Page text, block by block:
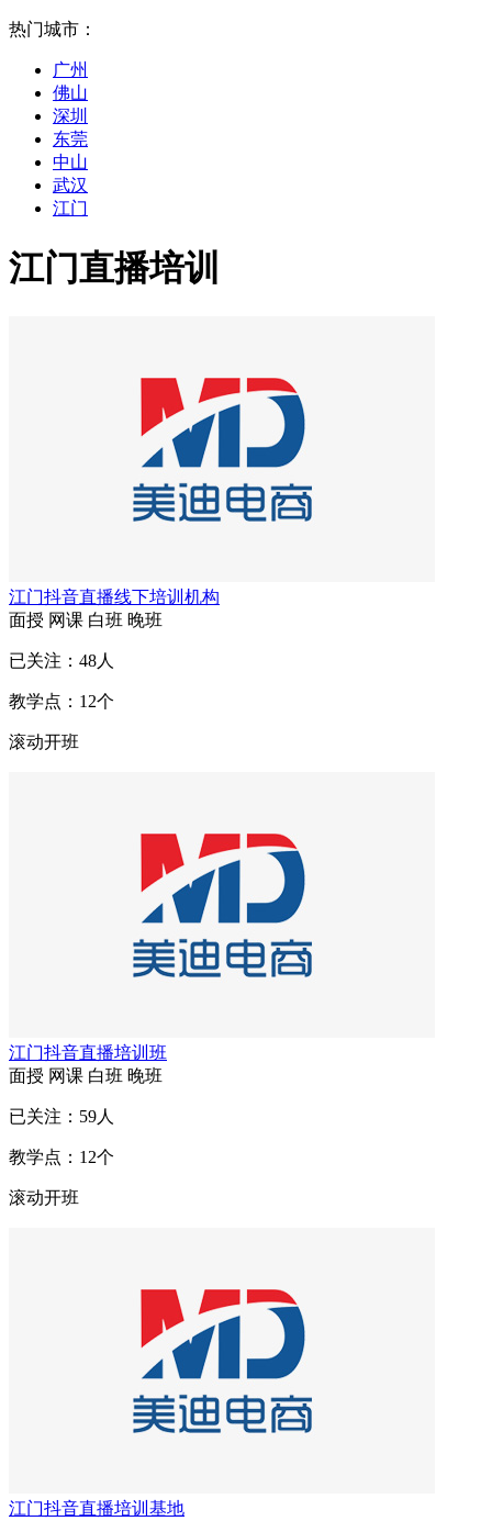
热门城市：
广州
佛山
深圳
东莞
中山
武汉
江门
江门直播培训
江门抖音直播线下培训机构
面授 网课 白班 晚班
已关注： 48人
教学点： 12个
滚动开班
江门抖音直播培训班
面授 网课 白班 晚班
已关注： 59人
教学点： 12个
滚动开班
江门抖音直播培训基地